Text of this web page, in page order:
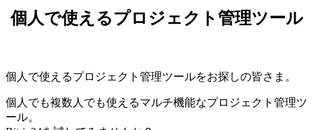
個人で使えるプロジェクト管理ツール
個人で使えるプロジェクト管理ツールをお探しの皆さま。
個人でも複数人でも使えるマルチ機能なプロジェクト管理ツ
ール。